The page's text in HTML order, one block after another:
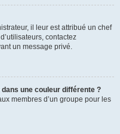
il leur est attribué un chef
contactez
un message privé.
une couleur différente ?
membres d’un groupe pour les